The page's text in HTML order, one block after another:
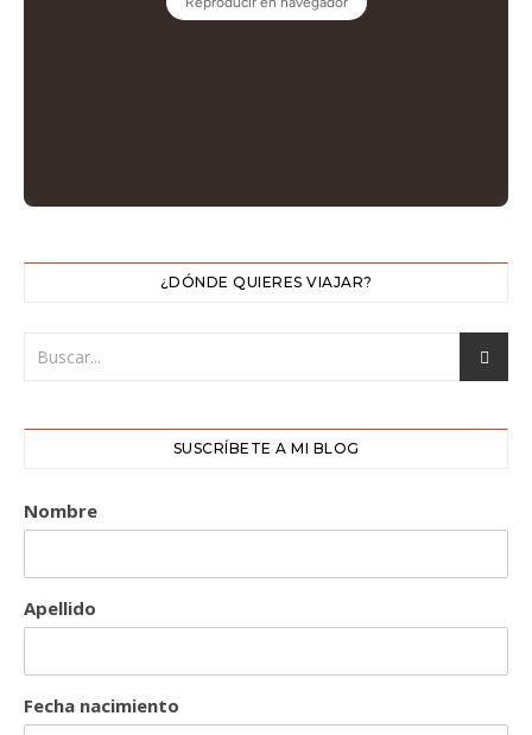
¿DÓNDE QUIERES VIAJAR?
SUSCRÍBETE A MI BLOG
Nombre
Apellido
Fecha nacimiento